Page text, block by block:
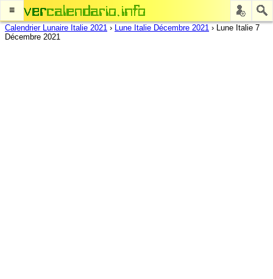
≡
Calendrier Lunaire Italie 2021 › Lune Italie Décembre 2021 › Lune Italie 7
Décembre 2021